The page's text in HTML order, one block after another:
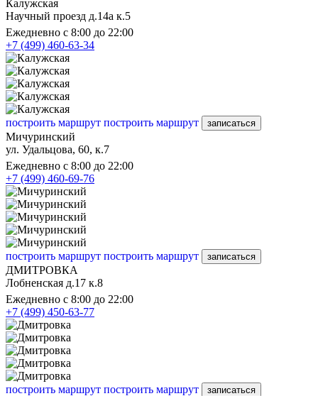
Калужская
Научный проезд д.14а к.5
Ежедневно с 8:00 до 22:00
+7 (499) 460-63-34
построить маршрут построить маршрут записаться
Мичуринский
ул. Удальцова, 60, к.7
Ежедневно с 8:00 до 22:00
+7 (499) 460-69-76
построить маршрут построить маршрут записаться
ДМИТРОВКА
Лобненская д.17 к.8
Ежедневно с 8:00 до 22:00
+7 (499) 450-63-77
построить маршрут построить маршрут записаться